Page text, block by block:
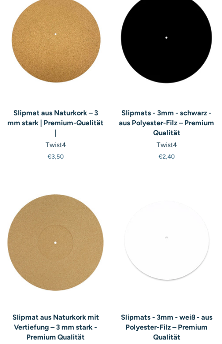
Slipmat aus Naturkork – 3
mm stark | Premium-Qualität
|
Twist4
Normaler
€3,50
Slipmats - 3mm - schwarz -
aus Polyester-Filz – Premium
Qualität
Twist4
Normaler
€2,40
Slipmat aus Naturkork mit
Vertiefung – 3 mm stark -
Premium Qualität
Slipmats - 3mm - weiß - aus
Polyester-Filz – Premium
Qualität